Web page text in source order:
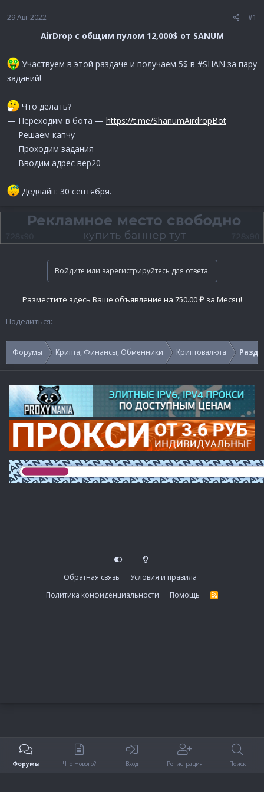
29 Авг 2022 #1
AirDrop с общим пулом 12,000$ от SANUM
Участвуем в этой раздаче и получаем 5$ в #SHAN за пару
заданий!
Что делать?
— Переходим в бота — https://t.me/ShanumAirdropBot
— Решаем капчу
— Проходим задания
— Вводим адрес вер20
Дедлайн: 30 сентября.
Войдите или зарегистрируйтесь для ответа.
Разместите здесь Ваше объявление на 750.00 ₽ за Месяц!
Поделиться:
Форумы Крипта, Финансы, Обменники Криптовалюта
Обратная связь
Условия и правила
Политика конфиденциальности
Помощь
R
Форумы Что Нового? Вход Регистрация Поиск